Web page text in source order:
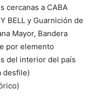
cercanas a CABA
BELL y Guarnición de
Mayor, Bandera
por elemento
del interior del país
desfile)